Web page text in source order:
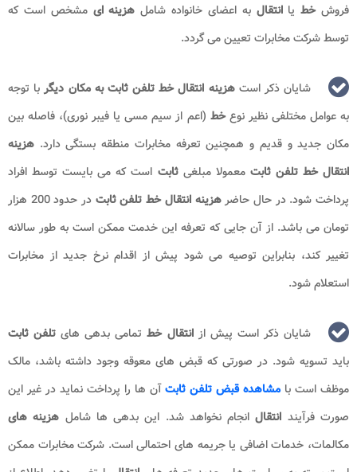
فروشخط یاانتقالبه اعضای خانواده شامل هزینه ‌ایمشخص است که
توسط شرکت مخابرات تعیین می گردد.
شایان ذکر استهزینه انتقال خط تلفن ثابت به مکان دیگربا توجه
به عوامل مختلفی نظیر نوعخط (اعم از سیم مسی یا فیبر نوری)، فاصله بین
مکان جدید و قدیم و همچنین تعرفه مخابرات منطقه بستگی دارد. هزینه
انتقال خط تلفن ثابتمعمولا مبلغیثابت است که می بایست توسط افراد
پرداخت شود. در حال حاضرهزینه انتقال خط تلفن ثابت
در حدود 200 هزار
تومان می باشد. از آن جایی که تعرفه این خدمت ممکن است به‌ طور سالانه
تغییر کند، بنابراین توصیه می‌ شود پیش از اقدام نرخ جدید از مخابرات
استعلام شود.
شایان ذکر است پیش ازانتقال خط تمامی بدهی‌ های تلفن ثابت
باید تسویه شود. در صورتی که قبض‌ های معوقه وجود داشته باشد، مالک
موظف است بامشاهده قبض تلفن ثابتآن‌ ها را پرداخت نماید در غیر این
صورت فرآیند انتقالانجام نخواهد شد. این بدهی‌ ها شامل هزینه ‌های
مکالمات، خدمات اضافی یا جریمه ‌های احتمالی است. شرکت مخابرات ممکن